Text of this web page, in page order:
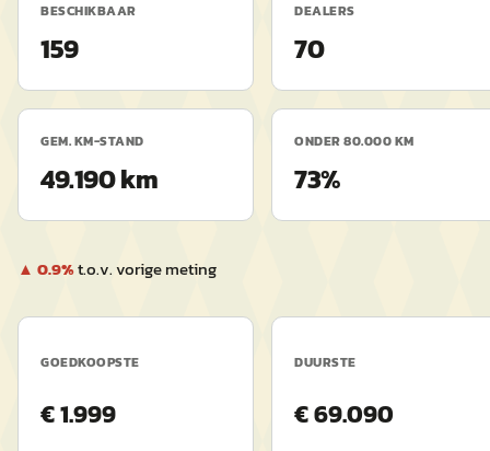
BESCHIKBAAR
159
DEALERS
70
GEM. KM-STAND
49.190 km
ONDER 80.000 KM
73%
▲ 0.9%t.o.v. vorige meting
GOEDKOOPSTE
€1.999
DUURSTE
€69.090